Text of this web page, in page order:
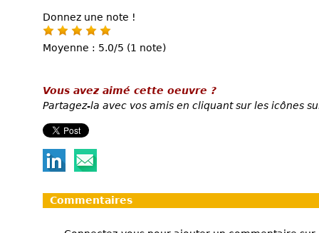
Donnez une note !
Moyenne : 5.0/5 (1 note)
Vous avez aimé cette oeuvre ?
Partagez-la avec vos amis en cliquant sur les icônes
Commentaires